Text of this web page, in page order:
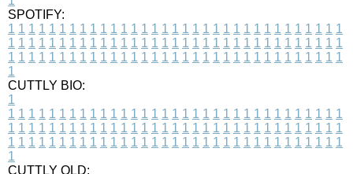
SPOTIFY:
1 1 1 1 1 1 1 1 1 1 1 1 1 1 1 1 1 1 1 1 1 1 1 1 1 1 1 1 1 1 1 1 1
1 1 1 1 1 1 1 1 1 1 1 1 1 1 1 1 1 1 1 1 1 1 1 1 1 1 1 1 1 1 1 1 1
1 1 1 1 1 1 1 1 1 1 1 1 1 1 1 1 1 1 1 1 1 1 1 1 1 1 1 1 1 1 1 1 1
1
CUTTLY BIO:
1
1 1 1 1 1 1 1 1 1 1 1 1 1 1 1 1 1 1 1 1 1 1 1 1 1 1 1 1 1 1 1 1 1
1 1 1 1 1 1 1 1 1 1 1 1 1 1 1 1 1 1 1 1 1 1 1 1 1 1 1 1 1 1 1 1 1
1 1 1 1 1 1 1 1 1 1 1 1 1 1 1 1 1 1 1 1 1 1 1 1 1 1 1 1 1 1 1 1 1
1
CUTTLY OLD: